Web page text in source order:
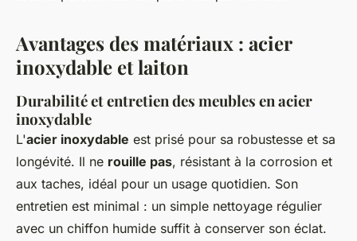
Avantages des matériaux : acier
inoxydable et laiton
Durabilité et entretien des meubles en acier
inoxydable
L'acier inoxydable est prisé pour sa robustesse et sa
longévité. Il ne rouille pas, résistant à la corrosion et
aux taches, idéal pour un usage quotidien. Son
entretien est minimal : un simple nettoyage régulier
avec un chiffon humide suffit à conserver son éclat.